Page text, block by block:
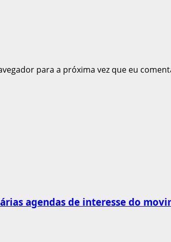
para a próxima vez que eu
agendas de interesse do